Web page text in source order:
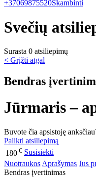
+37069875520Skambinti
Svečių
Surasta 0 atsiliepimų
< Grįžti atgal
Bendras
Jūrmaris –
Buvote čia apsistoję
Palikti atsiliepimą
180 € Susisiekti
Nuotraukos Aprašymas Jus
Bendras įvertinimas